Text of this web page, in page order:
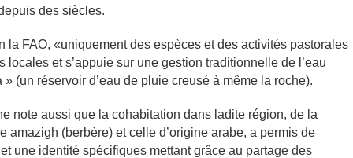
des siècles.
la FAO, «uniquement des espèces et des activités pastorales
locales et s’appuie sur une gestion traditionnelle de l’eau
(un réservoir d’eau de pluie creusé à même la roche).
note aussi que la cohabitation dans ladite région, de la
amazigh (berbère) et celle d’origine arabe, a permis de
une identité spécifiques mettant grâce au partage des